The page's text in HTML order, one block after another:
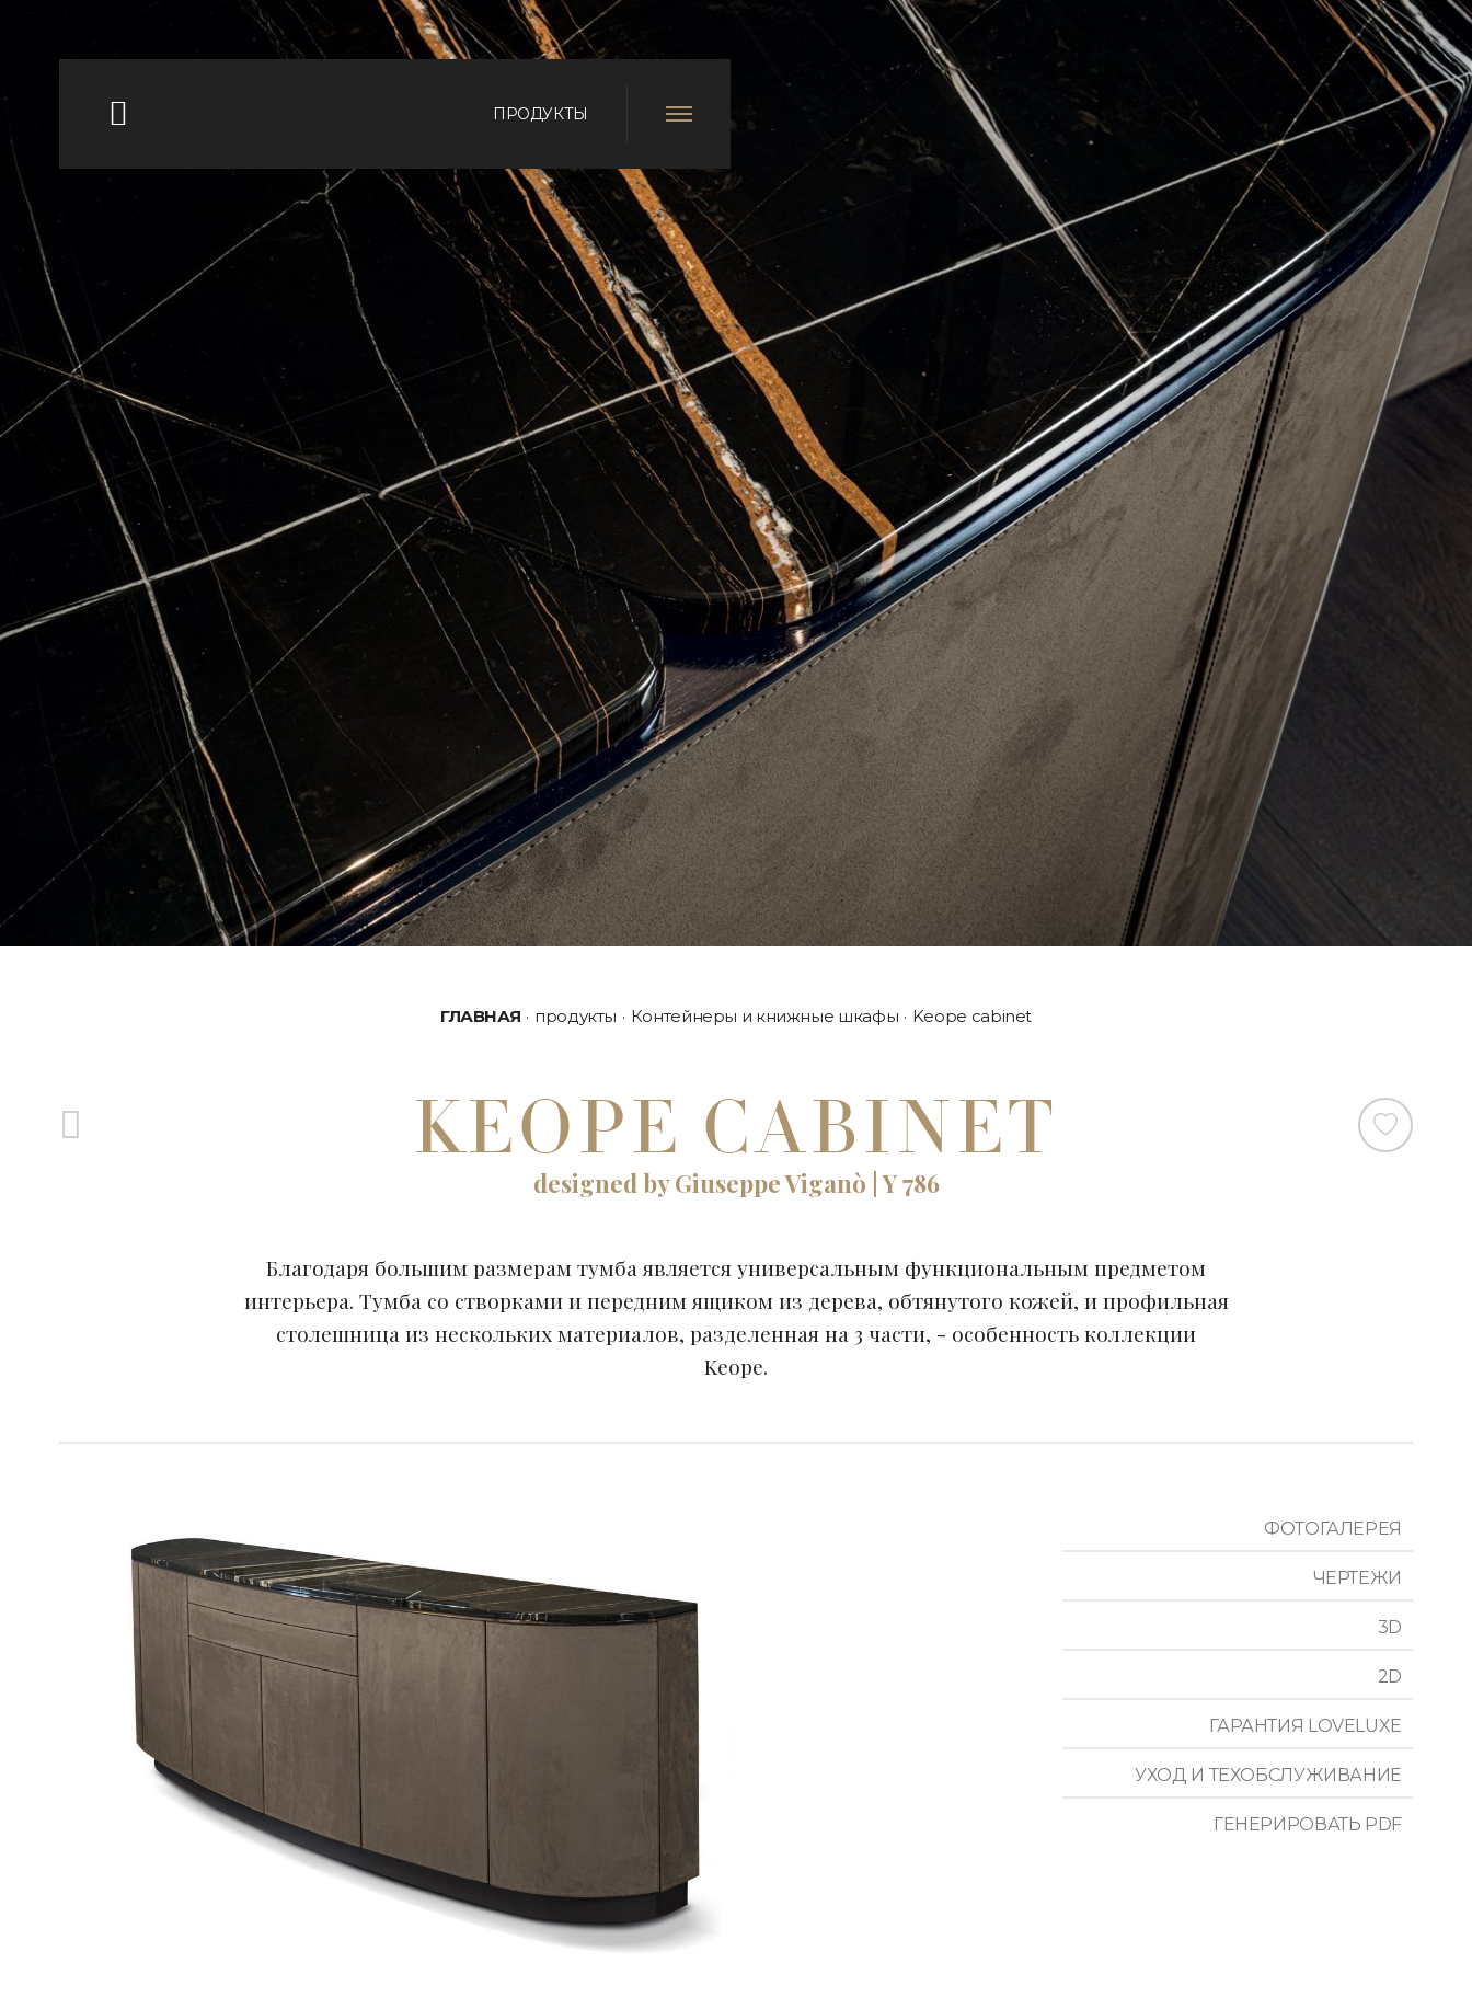
ПРОДУКТЫ
ГЛАВНАЯ продукты Контейнеры и книжные шкафы Keope cabinet
KEOPE CABINET
designed by Giuseppe Viganò | Y 786
Благодаря большим размерам тумба является универсальным функциональным предметом
интерьера. Тумба со створками и передним ящиком из дерева, обтянутого кожей, и профильная
столешница из нескольких материалов, разделенная на 3 части, - особенность коллекции
Keope.
ФОТОГАЛЕРЕЯ
ЧЕРТЕЖИ
3D
2D
ГАРАНТИЯ LOVELUXE
УХОД И ТЕХОБСЛУЖИВАНИЕ
ГЕНЕРИРОВАТЬ PDF